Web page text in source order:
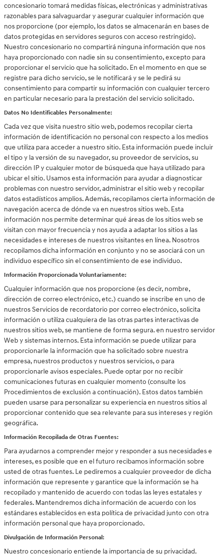
concesionario tomará medidas físicas, electrónicas y administrativas
razonables para salvaguardar y asegurar cualquier información que
nos proporcione (por ejemplo, los datos se almacenarán en bases de
datos protegidas en servidores seguros con acceso restringido).
Nuestro concesionario no compartirá ninguna información que nos
haya proporcionado con nadie sin su consentimiento, excepto para
proporcionar el servicio que ha solicitado. En el momento en que se
registre para dicho servicio, se le notificará y se le pedirá su
consentimiento para compartir su información con cualquier tercero
en particular necesario para la prestación del servicio solicitado.
Datos No Identificables Personalmente:
Cada vez que visita nuestro sitio web, podemos recopilar cierta
información de identificación no personal con respecto a los medios
que utiliza para acceder a nuestro sitio. Esta información puede incluir
el tipo y la versión de su navegador, su proveedor de servicios, su
dirección IP y cualquier motor de búsqueda que haya utilizado para
ubicar el sitio. Usamos esta información para ayudar a diagnosticar
problemas con nuestro servidor, administrar el sitio web y recopilar
datos estadísticos amplios. Además, recopilamos cierta información de
navegación acerca de dónde va en nuestros sitios web. Esta
información nos permite determinar qué áreas de los sitios web se
visitan con mayor frecuencia y nos ayuda a adaptar los sitios a las
necesidades e intereses de nuestros visitantes en línea. Nosotros
recopilamos dicha información en conjunto y no se asociará con un
individuo específico sin el consentimiento de ese individuo.
Información Proporcionada Voluntariamente:
Cualquier información que nos proporcione (es decir, nombre,
dirección de correo electrónico, etc.) cuando se inscribe en uno de
nuestros Servicios de recordatorio por correo electrónico, solicita
información o utiliza cualquiera de las otras partes interactivas de
nuestros sitios web, se mantiene de forma segura. en nuestro servidor
Web y sistemas internos. Esta información se puede utilizar para
proporcionarle la información que ha solicitado sobre nuestra
empresa, nuestros productos y nuestros servicios, o para
proporcionarle avisos especiales. Puede optar por no recibir
comunicaciones futuras en cualquier momento (consulte los
Procedimientos de exclusión a continuación). Estos datos también
pueden usarse para personalizar su experiencia en nuestros sitios al
proporcionar contenido que sea relevante para sus intereses y región
geográfica.
Información Recopilada de Otras Fuentes:
Para ayudarnos a comprender mejor y responder a sus necesidades e
intereses, es posible que en el futuro recibamos información sobre
usted de otras fuentes. Le pediremos a cualquier proveedor de dicha
información que represente y garantice que la información se ha
recopilado y mantenido de acuerdo con todas las leyes estatales y
federales. Mantendremos dicha información de acuerdo con los
estándares establecidos en esta política de privacidad junto con otra
información personal que haya proporcionado.
Divulgación de Información Personal:
Nuestro concesionario entiende la importancia de su privacidad.